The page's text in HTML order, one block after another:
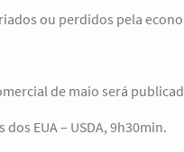
ou perdidos pela
de maio será
EUA – USDA, 9h30min.